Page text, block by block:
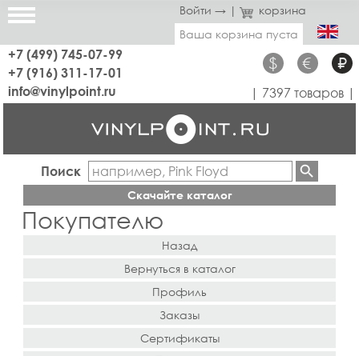
Войти → |
корзина
Ваша корзина пуста
+7 (499) 745-07-99
+7 (916) 311-17-01
$ € ₽
info@vinylpoint.ru | 7397 товаров |
Поиск
Скачайте каталог
Покупателю
Назад
Вернуться в каталог
Профиль
Заказы
Сертификаты